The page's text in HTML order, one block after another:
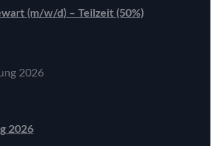
(m/w/d) – Teilzeit (50%)
2026